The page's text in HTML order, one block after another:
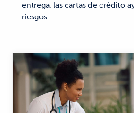
entrega, las cartas de crédito
riesgos.